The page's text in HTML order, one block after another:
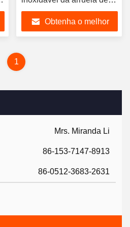
Mrs. Miranda Li
86-153-7147-8913
86-0512-3683-2631
pressão 200HV da onda
GB955 SUS304
Obtenha o melhor
1